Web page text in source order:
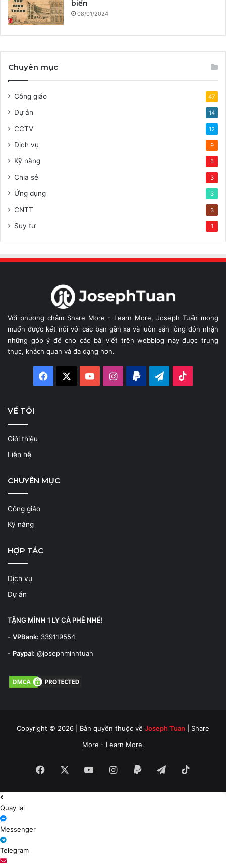
biến
08/01/2024
Chuyên mục
Công giáo 47
Dự án 14
CCTV 12
Dịch vụ 9
Kỹ năng 5
Chia sẻ 3
Ứng dụng 3
CNTT 3
Suy tư 1
Với phương châm Share More - Learn More, Joseph Tuấn mong
muốn được kết nối với các bạn gần xa và luôn sẵn lòng đón nhận
những góp ý để cho các bài viết trên webblog này được trung
thực, khách quan và đa dạng hơn.
Facebook YouTubeInstagram
Paypal Telegram
VỀ TÔI
Giới thiệu
Liên hệ
CHUYÊN MỤC
Công giáo
Kỹ năng
HỢP TÁC
Dịch vụ
Dự án
TẶNG MÌNH 1 LY CÀ PHÊ NHÉ!
- VPBank: 339119554
- Paypal: @josephminhtuan
Copyright © 2026 | Bản quyền thuộc về Joseph Tuan | Share
More - Learn More.
Facebook YouTubeInstagram
Paypal Telegram
Quay lại
Messenger
Telegram